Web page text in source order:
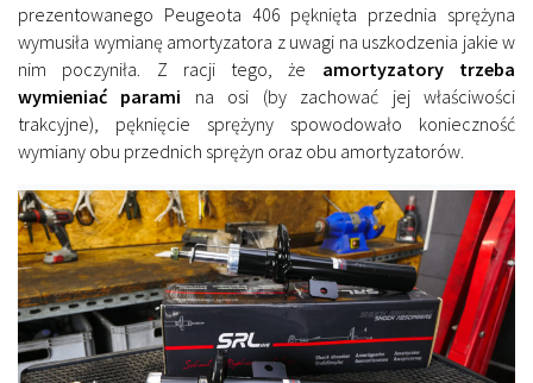
prezentowanego Peugeota 406 pęknięta przednia sprężyna
wymusiła wymianę amortyzatora z uwagi na uszkodzenia jakie w
nim poczyniła. Z racji tego, że amortyzatory trzeba
wymieniać parami na osi (by zachować jej właściwości
trakcyjne), pęknięcie sprężyny spowodowało konieczność
wymiany obu przednich sprężyn oraz obu amortyzatorów.